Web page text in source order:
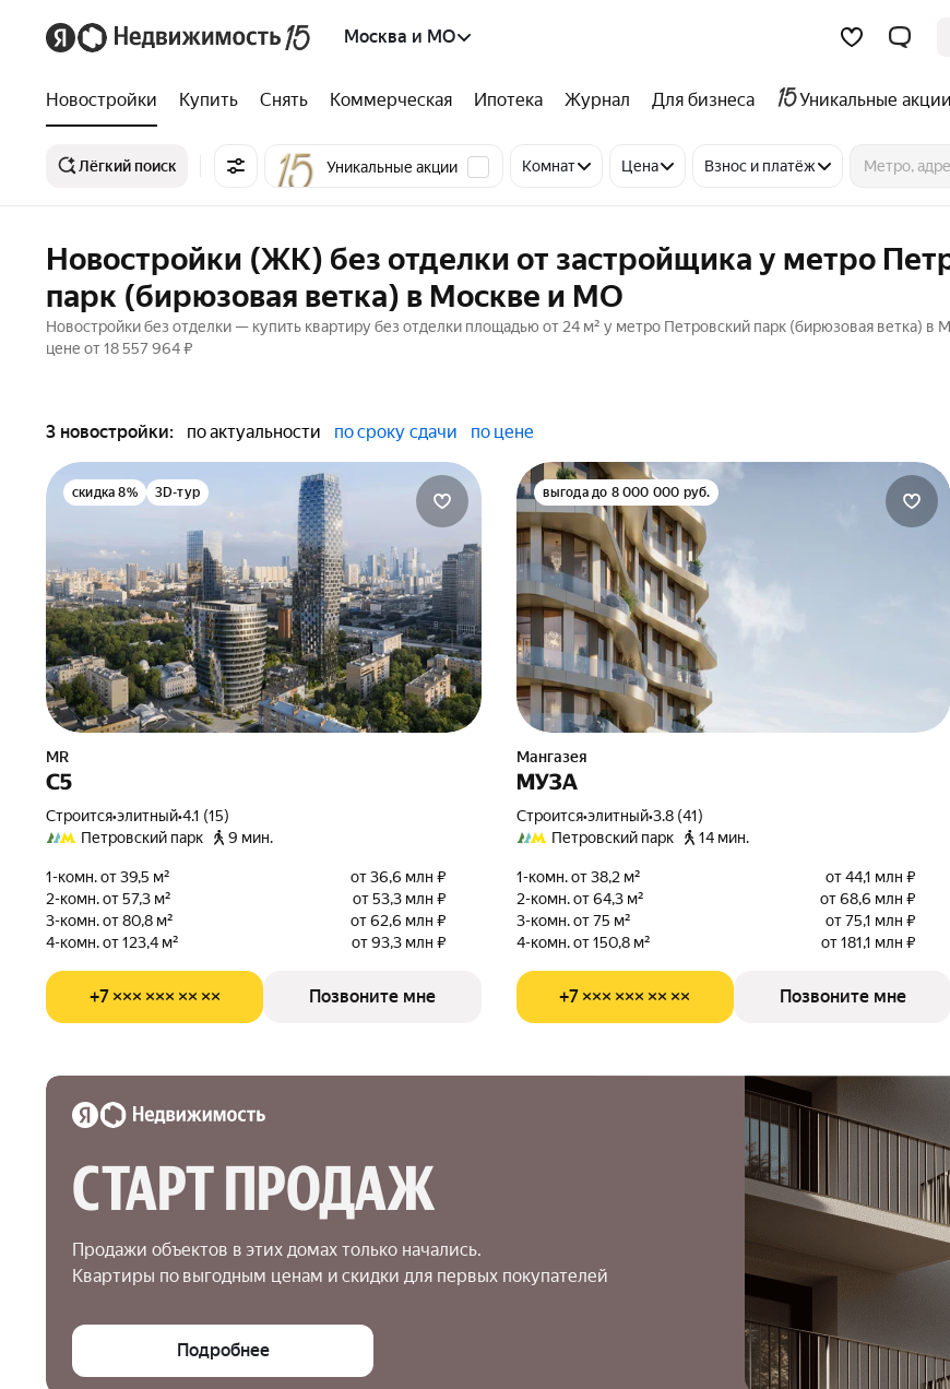
Москва и МО
Новостройки Купить Снять Коммерческая Ипотека Журнал Для бизнеса Уникальные акции
Лёгкий поиск Уникальные акции Комнат Цена Взнос и платёж
Новостройки (ЖК) без отделки от застройщика у метро
парк (бирюзовая ветка) в Москве и МО
Новостройки без отделки — купить квартиру без отделки площадью от 24 м² у метро Петровский парк (бирюзовая ветка) в
цене от 18 557 964 ₽
3 новостройки: по актуальности по сроку сдачи по цене
скидка 8% 3D-тур
MR
С5
Строится•элитный•4.1 (15)
Петровский парк
9 мин.
1-комн. от 39,5 м²
от 36,6 млн ₽
2-комн. от 57,3 м²
от 53,3 млн ₽
3-комн. от 80,8 м²
от 62,6 млн ₽
4-комн. от 123,4 м²
от 93,3 млн ₽
+7 ××× ××× ×× ×× Позвоните мне
выгода до 8 000 000 руб.
Мангазея
МУЗА
Строится•элитный•3.8 (41)
Петровский парк
14 мин.
1-комн. от 38,2 м²
от 44,1 млн ₽
2-комн. от 64,3 м²
от 68,6 млн ₽
3-комн. от 75 м²
от 75,1 млн ₽
4-комн. от 150,8 м²
от 181,1 млн ₽
+7 ××× ××× ×× ×× Позвоните мне
СТАРТ ПРОДАЖ
Продажи объектов в этих домах только начались.
Квартиры по выгодным ценам и скидки для первых покупателей
Подробнее